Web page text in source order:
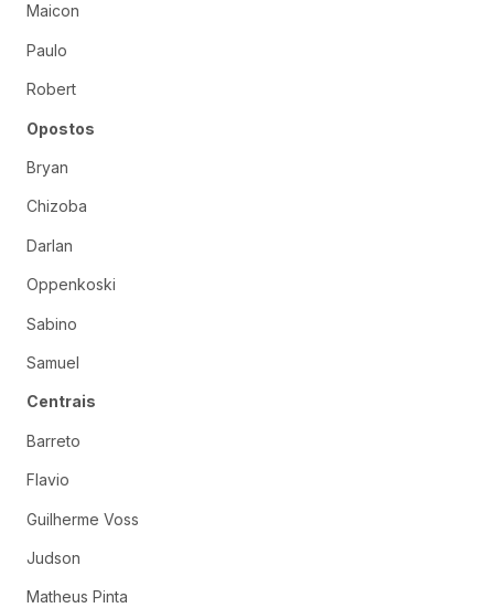
Maicon
Paulo
Robert
Opostos
Bryan
Chizoba
Darlan
Oppenkoski
Sabino
Samuel
Centrais
Barreto
Flavio
Guilherme Voss
Judson
Matheus Pinta